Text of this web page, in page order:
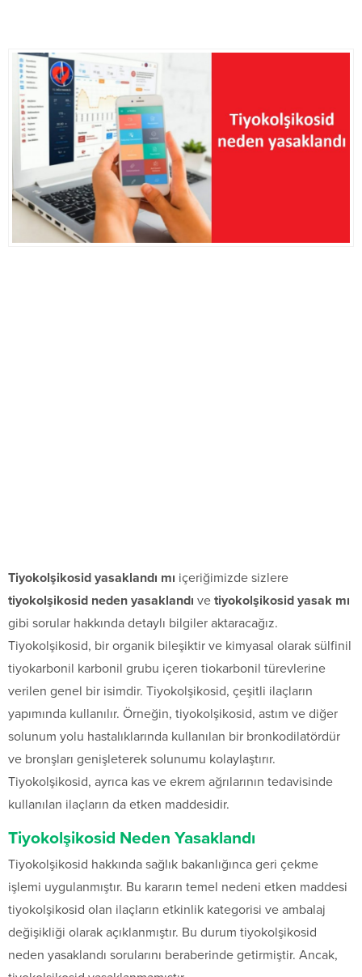
Tiyokolşikosid yasaklandı mı içeriğimizde sizlere
tiyokolşikosid neden yasaklandı ve tiyokolşikosid yasak mı
gibi sorular hakkında detaylı bilgiler aktaracağız.
Tiyokolşikosid, bir organik bileşiktir ve kimyasal olarak sülfinil
tiyokarbonil karbonil grubu içeren tiokarbonil türevlerine
verilen genel bir isimdir. Tiyokolşikosid, çeşitli ilaçların
yapımında kullanılır. Örneğin, tiyokolşikosid, astım ve diğer
solunum yolu hastalıklarında kullanılan bir bronkodilatördür
ve bronşları genişleterek solunumu kolaylaştırır.
Tiyokolşikosid, ayrıca kas ve ekrem ağrılarının tedavisinde
kullanılan ilaçların da etken maddesidir.
Tiyokolşikosid Neden Yasaklandı
Tiyokolşikosid hakkında sağlık bakanlığınca geri çekme
işlemi uygulanmıştır. Bu kararın temel nedeni etken maddesi
tiyokolşikosid olan ilaçların etkinlik kategorisi ve ambalaj
değişikliği olarak açıklanmıştır. Bu durum tiyokolşikosid
neden yasaklandı sorularını beraberinde getirmiştir. Ancak,